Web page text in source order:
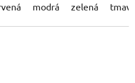
modrá zelená